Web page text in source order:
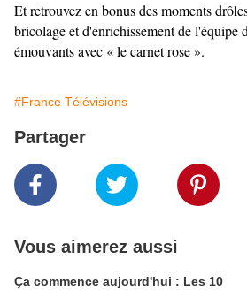
Et retrouvez en bonus des moments
bricolage et d'enrichissement de l'équipe
émouvants avec « le carnet rose ».
#France Télévisions
Partager
Vous aimerez aussi
Ça commence aujourd'hui : Les 10